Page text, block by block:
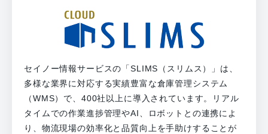
セイノー情報サービスの「SLIMS（スリムス）」は、
多様な業界に対応する実績豊富な倉庫管理システム
（WMS）で、400社以上に導入されています。リアル
タイムでの作業進捗管理やAI、ロボットとの連携によ
り、物流現場の効率化と品質向上を手助けすることが